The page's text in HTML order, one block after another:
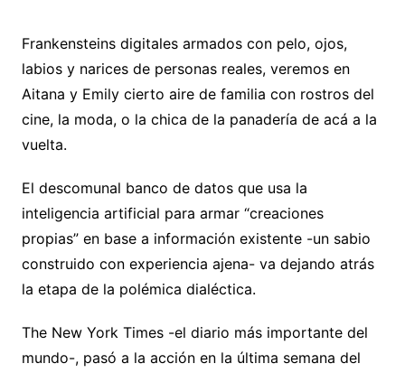
Frankensteins digitales armados con pelo, ojos,
labios y narices de personas reales, veremos en
Aitana y Emily cierto aire de familia con rostros del
cine, la moda, o la chica de la panadería de acá a la
vuelta.
El descomunal banco de datos que usa la
inteligencia artificial para armar “creaciones
propias” en base a información existente -un sabio
construido con experiencia ajena- va dejando atrás
la etapa de la polémica dialéctica.
The New York Times -el diario más importante del
mundo-, pasó a la acción en la última semana del